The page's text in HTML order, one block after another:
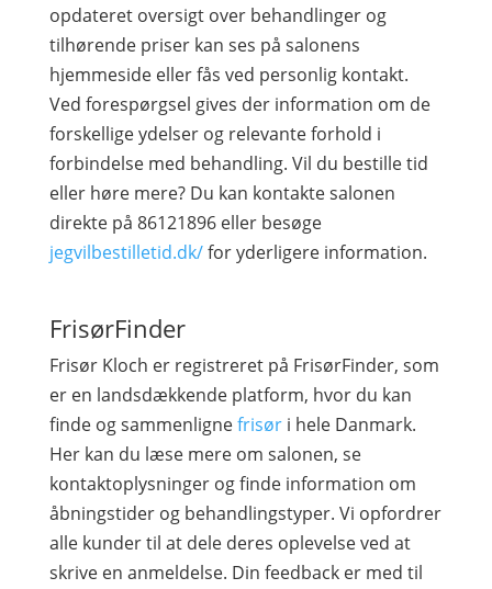
opdateret oversigt over behandlinger og
tilhørende priser kan ses på salonens
hjemmeside eller fås ved personlig kontakt.
Ved forespørgsel gives der information om de
forskellige ydelser og relevante forhold i
forbindelse med behandling. Vil du bestille tid
eller høre mere? Du kan kontakte salonen
direkte på 86121896 eller besøge
jegvilbestilletid.dk/for yderligere information.
FrisørFinder
Frisør Kloch er registreret på FrisørFinder, som
er en landsdækkende platform, hvor du kan
finde og sammenlignefrisøri hele Danmark.
Her kan du læse mere om salonen, se
kontaktoplysninger og finde information om
åbningstider og behandlingstyper. Vi opfordrer
alle kunder til at dele deres oplevelse ved at
skrive en anmeldelse. Din feedback er med til